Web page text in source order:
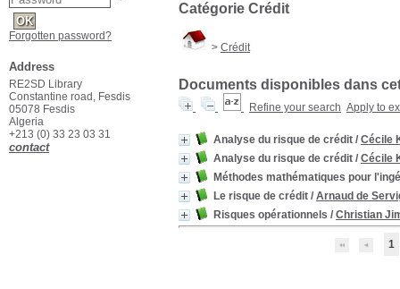
Catégorie Crédit
> Crédit
Documents disponibles dans
Refine your search Apply to
Analyse du risque de crédit / Cécile
Analyse du risque de crédit / Cécile
Méthodes mathématiques pour
Le risque de crédit / Arnaud de
Risques opérationnels / Christian
1
Forgotten password?
Address
RE2SD Library
Constantine road, Fesdis
05078 Fesdis
Algeria
+213 (0) 33 23 03 31
contact